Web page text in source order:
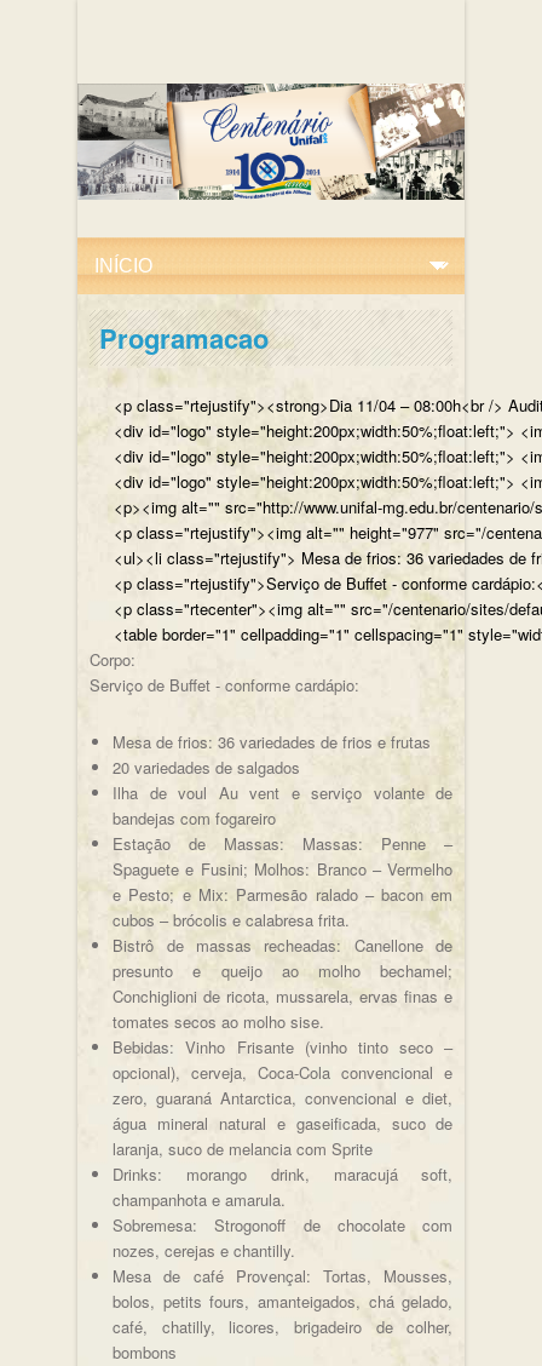
Programacao
<p class="rtejustify"><strong>Dia 11/04 – 08:00h<br />
<div id="logo" style="height:200px;width:50%;float:left;">
<div id="logo" style="height:200px;width:50%;float:left;">
<div id="logo" style="height:200px;width:50%;float:left;">
<p><img alt="" src="http://www.unifal-mg.edu.br/
<p class="rtejustify"><img alt="" height="977" src="/
<ul><li class="rtejustify"> Mesa de frios: 36 variedades de
<p class="rtejustify">Serviço de Buffet - conforme
<p class="rtecenter"><img alt="" src="/centenario/sites/
<table border="1" cellpadding="1" cellspacing="1"
Corpo:
Serviço de Buffet - conforme cardápio:
Mesa de frios: 36 variedades de frios e frutas
20 variedades de salgados
Ilha de voul Au vent e serviço volante de
bandejas com fogareiro
Estação de Massas: Massas: Penne –
Spaguete e Fusini; Molhos: Branco – Vermelho
e Pesto; e Mix: Parmesão ralado – bacon em
cubos – brócolis e calabresa frita.
Bistrô de massas recheadas: Canellone de
presunto e queijo ao molho bechamel;
Conchiglioni de ricota, mussarela, ervas finas e
tomates secos ao molho sise.
Bebidas: Vinho Frisante (vinho tinto seco –
opcional), cerveja, Coca-Cola convencional e
zero, guaraná Antarctica, convencional e diet,
água mineral natural e gaseificada, suco de
laranja, suco de melancia com Sprite
Drinks: morango drink, maracujá soft,
champanhota e amarula.
Sobremesa: Strogonoff de chocolate com
nozes, cerejas e chantilly.
Mesa de café Provençal: Tortas, Mousses,
bolos, petits fours, amanteigados, chá gelado,
café, chatilly, licores, brigadeiro de colher,
bombons